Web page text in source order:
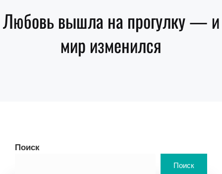
Любовь вышла на прогулку — и
мир изменился
Поиск
Поиск